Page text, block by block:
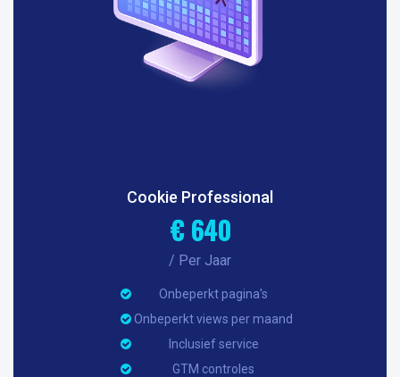
Cookie Professional
€ 640
/ Per Jaar
Onbeperkt pagina's
Onbeperkt views per maand
Inclusief service
GTM controles